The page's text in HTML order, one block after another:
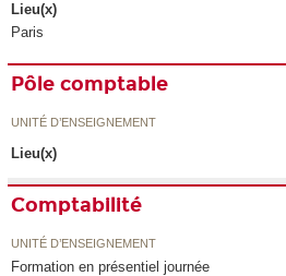
Lieu(x)
Paris
Pôle comptable
UNITÉ D’ENSEIGNEMENT
Lieu(x)
Comptabilité
UNITÉ D’ENSEIGNEMENT
Formation en présentiel journée